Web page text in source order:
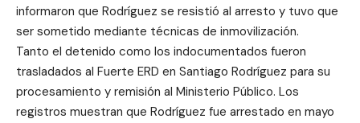
informaron que Rodríguez se resistió al arresto y tuvo que
ser sometido mediante técnicas de inmovilización.
Tanto el detenido como los indocumentados fueron
trasladados al Fuerte ERD en Santiago Rodríguez para su
procesamiento y remisión al Ministerio Público. Los
registros muestran que Rodríguez fue arrestado en mayo